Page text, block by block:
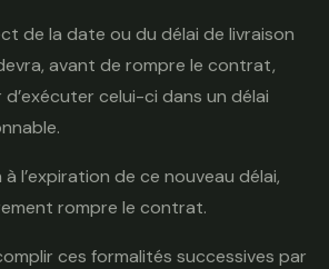
de la date ou du délai de livraison
avant de rompre le contrat,
celui-ci dans un délai
l’expiration de ce nouveau délai,
rompre le contrat.
ces formalités successives par